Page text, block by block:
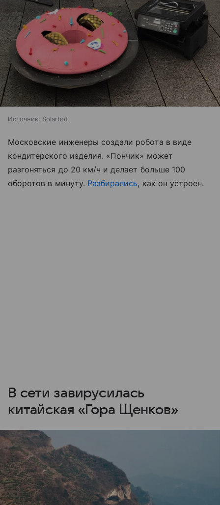
Источник: Solarbot
Московские инженеры создали робота в виде
кондитерского изделия. «Пончик» может
разгоняться до 20 км/ч и делает больше 100
оборотов в минуту. Разбирались, как он устроен.
В сети завирусилась
китайская «Гора Щенков»